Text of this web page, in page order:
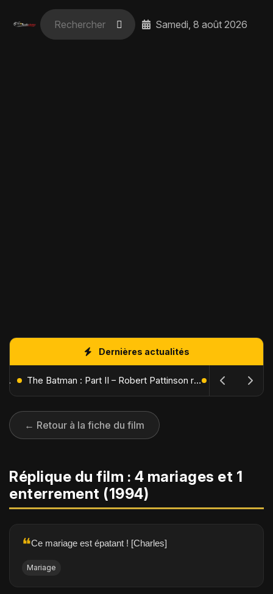
Samedi, 8 août 2026
Dernières actualités
L'Âge de Glace : Le Réveil du Volcan – Manny, Sid et Diego de retour pour une aventure explosive The Batman : Part II – Robert Pattinson replonge dans les ténèbres de Gotham dès octobre 2027
← Retour à la fiche du film
Réplique du film : 4 mariages et 1
enterrement (1994)
❝Ce mariage est épatant ! [Charles]
Mariage